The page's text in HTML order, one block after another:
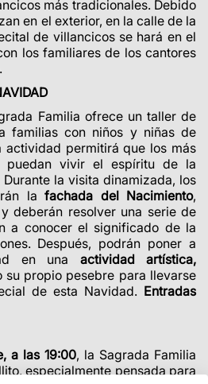
más tradicionales. Debido
en el exterior, en la calle de la
de villancicos se hará en el
los familiares de los cantores
Familia ofrece un taller de
familias con niños y niñas de
actividad permitirá que los más
puedan vivir el espíritu de la
la visita dinamizada, los
lafachada del Nacimiento,
deberán resolver una serie de
a conocer el significado de la
Después, podrán poner a
en una actividad artística,
su propio pesebre para llevarse
de esta Navidad. Entradas
a las 19:00, la Sagrada Familia
especialmente pensada para